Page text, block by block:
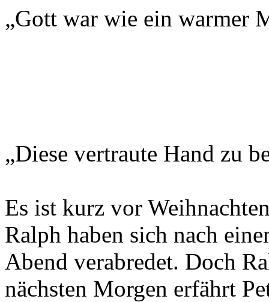
„Gott war wie ein warmer
„Diese vertraute Hand zu
Es ist kurz vor
Ralph haben sich nach
Abend verabredet. Doch
nächsten Morgen erfährt